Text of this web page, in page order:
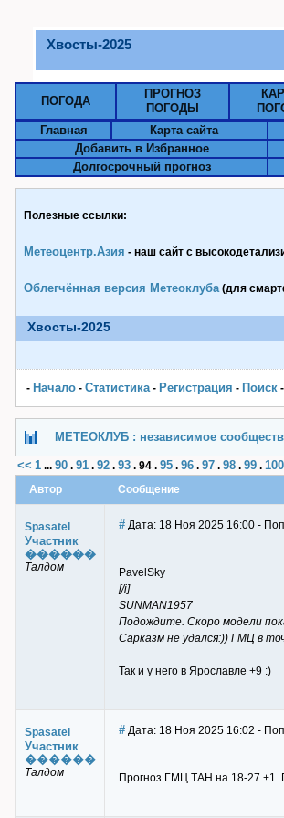
Хвосты-2025
ПОГОДА
ПРОГНОЗ
ПОГОДЫ
Главная
Карта сайта
Добавить в Избранное
Долгосрочный прогноз
Полезные ссылки:
Метеоцентр.Азия - наш сайт с
Облегчённая версия Метеоклуба(для
Хвосты-2025
- Начало - Статистика- Pегистрация - Поиск -
МЕТЕОКЛУБ : независимое
<< 1 ... 90 . 91 . 92 . 93 . 94 . 95 . 96 . 97 . 98 . 99 . 100
Автор Сообщение
Spasatel
Участник
������
Талдом
# Дата: 18 Ноя 2025 16:00 -
PavelSky
[/i]
SUNMAN1957
Подождите. Скоро модели
Сарказм не удался:)) ГМЦ в
Так и у него в Ярославле +9 :)
Spasatel
Участник
������
Талдом
# Дата: 18 Ноя 2025 16:02 -
Прогноз ГМЦ ТАН на 18-27 +1.